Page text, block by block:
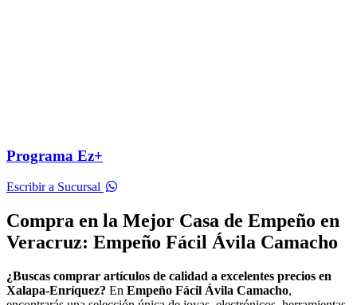
Programa Ez+
Escribir a Sucursal
Compra en la Mejor Casa de Empeño en
Veracruz: Empeño Fácil Ávila Camacho
¿Buscas comprar artículos de calidad a excelentes precios en
Xalapa-Enríquez? En Empeño Fácil Ávila Camacho,